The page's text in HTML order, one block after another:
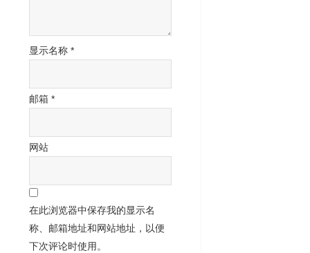
显示名称 *
邮箱 *
网站
在此浏览器中保存我的显示名
称、邮箱地址和网站地址，以便
下次评论时使用。